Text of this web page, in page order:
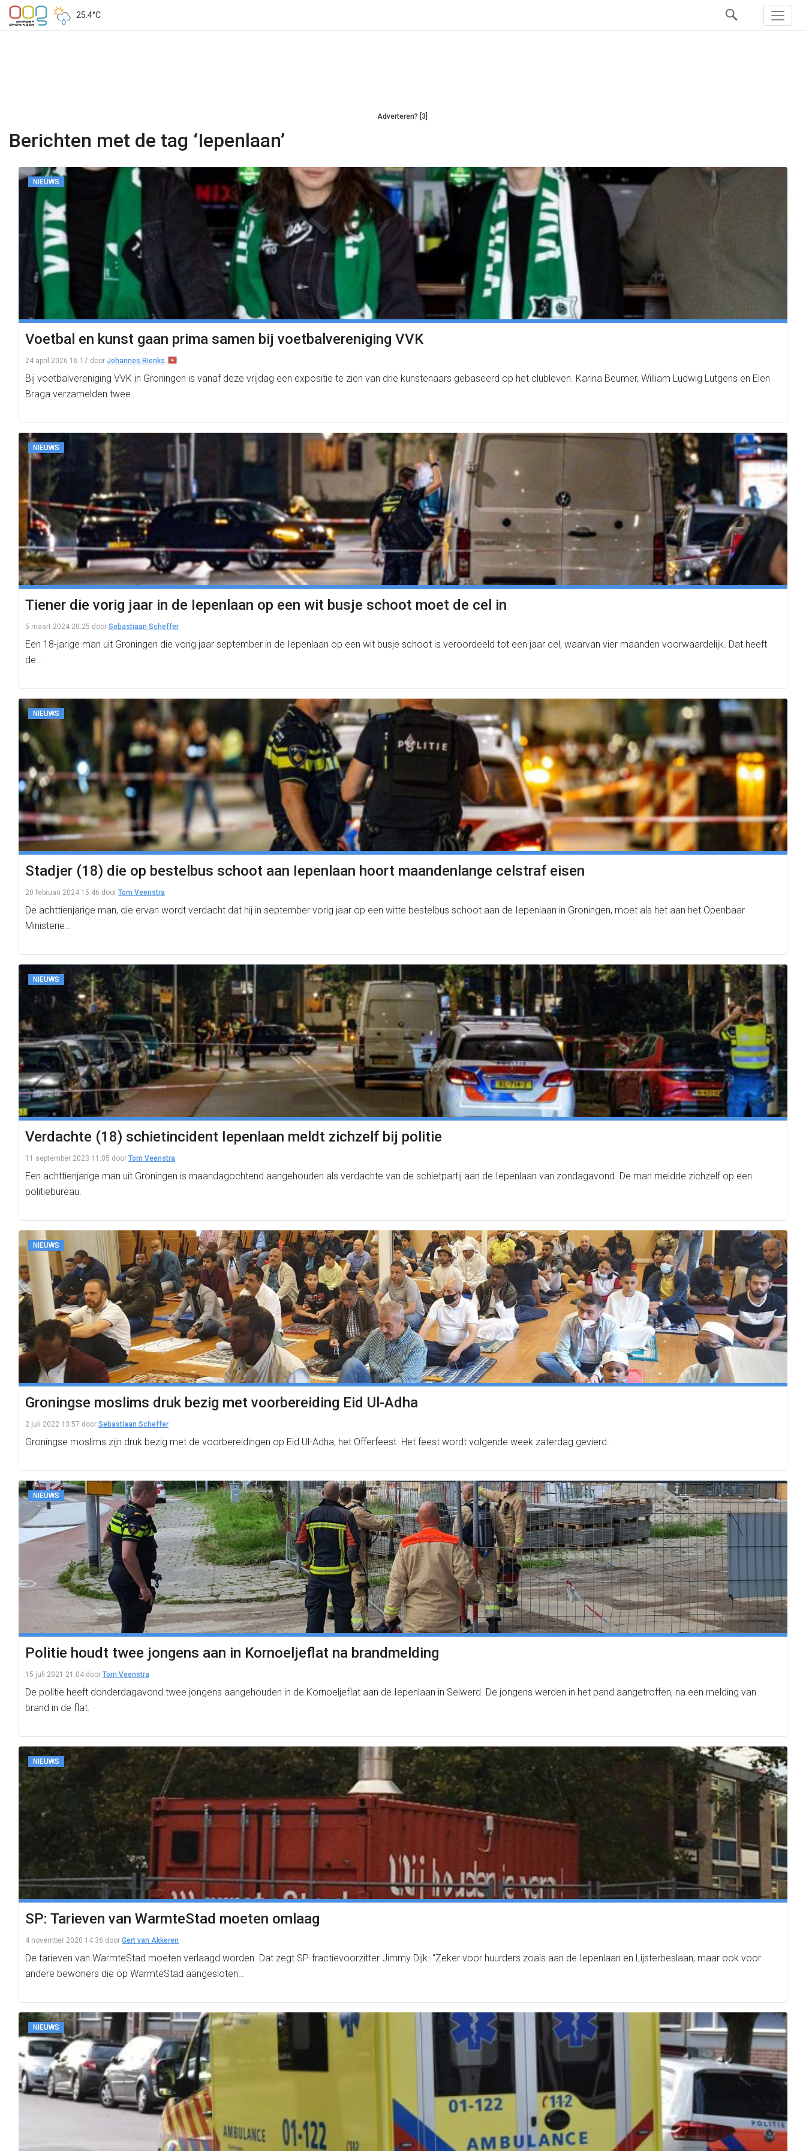
25.4°C
Adverteren? [3]
Berichten met de tag ‘Iepenlaan’
NIEUWS
Voetbal en kunst gaan prima samen bij voetbalvereniging VVK
24 april 2026 16:17 door Johannes Rienks
Bij voetbalvereniging VVK in Groningen is vanaf deze vrijdag een expositie te zien van drie kunstenaars gebaseerd op het clubleven. Karina Beumer, William Ludwig Lutgens en Elen
Braga verzamelden twee…
NIEUWS
Tiener die vorig jaar in de Iepenlaan op een wit busje schoot moet de cel in
5 maart 2024 20:25 door Sebastiaan Scheffer
Een 18-jarige man uit Groningen die vorig jaar september in de Iepenlaan op een wit busje schoot is veroordeeld tot een jaar cel, waarvan vier maanden voorwaardelijk. Dat heeft
de…
NIEUWS
Stadjer (18) die op bestelbus schoot aan Iepenlaan hoort maandenlange celstraf eisen
20 februari 2024 15:46 door Tom Veenstra
De achttienjarige man, die ervan wordt verdacht dat hij in september vorig jaar op een witte bestelbus schoot aan de Iepenlaan in Groningen, moet als het aan het Openbaar
Ministerie…
NIEUWS
Verdachte (18) schietincident Iepenlaan meldt zichzelf bij politie
11 september 2023 11:05 door Tom Veenstra
Een achttienjarige man uit Groningen is maandagochtend aangehouden als verdachte van de schietpartij aan de Iepenlaan van zondagavond. De man meldde zichzelf op een
politiebureau.
NIEUWS
Groningse moslims druk bezig met voorbereiding Eid Ul-Adha
2 juli 2022 13:57 door Sebastiaan Scheffer
Groningse moslims zijn druk bezig met de voorbereidingen op Eid Ul-Adha, het Offerfeest. Het feest wordt volgende week zaterdag gevierd.
NIEUWS
Politie houdt twee jongens aan in Kornoeljeflat na brandmelding
15 juli 2021 21:04 door Tom Veenstra
De politie heeft donderdagavond twee jongens aangehouden in de Kornoeljeflat aan de Iepenlaan in Selwerd. De jongens werden in het pand aangetroffen, na een melding van
brand in de flat.
NIEUWS
SP: Tarieven van WarmteStad moeten omlaag
4 november 2020 14:36 door Gert van Akkeren
De tarieven van WarmteStad moeten verlaagd worden. Dat zegt SP-fractievoorzitter Jimmy Dijk. “Zeker voor huurders zoals aan de Iepenlaan en Lijsterbeslaan, maar ook voor
andere bewoners die op WarmteStad aangesloten…
NIEUWS